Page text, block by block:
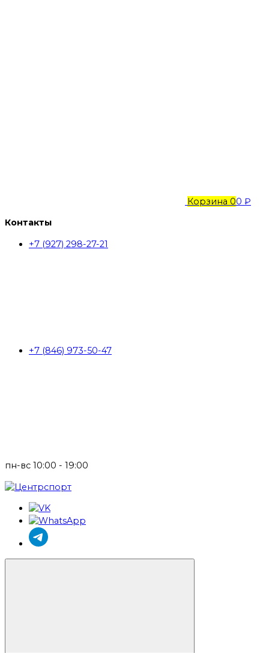
Корзина 00 ₽
Контакты
+7 (927) 298-27-21
+7 (846) 973-50-47
пн-вс 10:00 - 19:00